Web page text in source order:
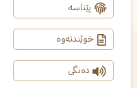
پێناسە
خوێندنەوە
دەنگی